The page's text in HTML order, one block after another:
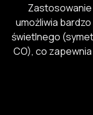
umożliwia
świetlnego
CO), co